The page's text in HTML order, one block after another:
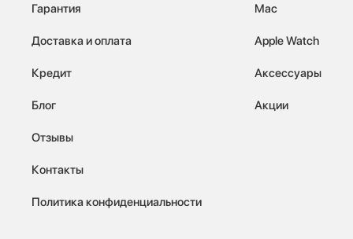
Гарантия
Доставка и оплата
Кредит
Блог
Отзывы
Контакты
Политика конфиденциальности
Mac
Apple Watch
Аксессуары
Акции